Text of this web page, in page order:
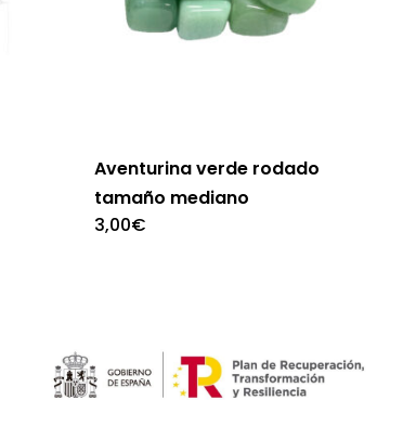
Aventurina verde rodado
tamaño mediano
3,00€